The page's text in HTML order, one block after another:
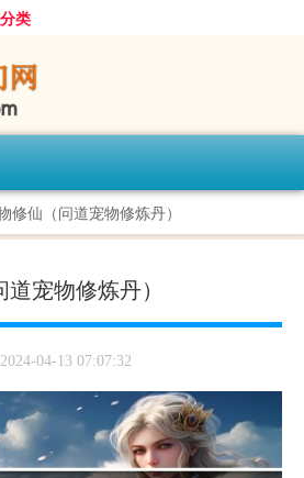
类
修仙（问道宠物修炼丹）
宠物修炼丹）
2024-04-13 07:07:32